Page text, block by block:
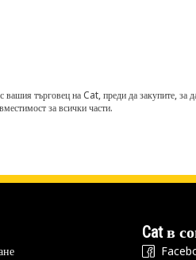
търговец на Cat, преди да закупите, за
за всички части.
Cat в